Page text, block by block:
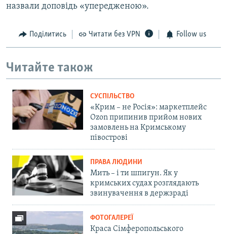
назвали доповідь «упередженою».
Поділитись Читати без VPN Follow us
Читайте також
СУСПІЛЬСТВО
«Крим – не Росія»: маркетплейс
Ozon припинив прийом нових
замовлень на Кримському
півострові
ПРАВА ЛЮДИНИ
Мить – і ти шпигун. Як у
кримських судах розглядають
звинувачення в держзраді
ФОТОГАЛЕРЕЇ
Краса Сімферопольського